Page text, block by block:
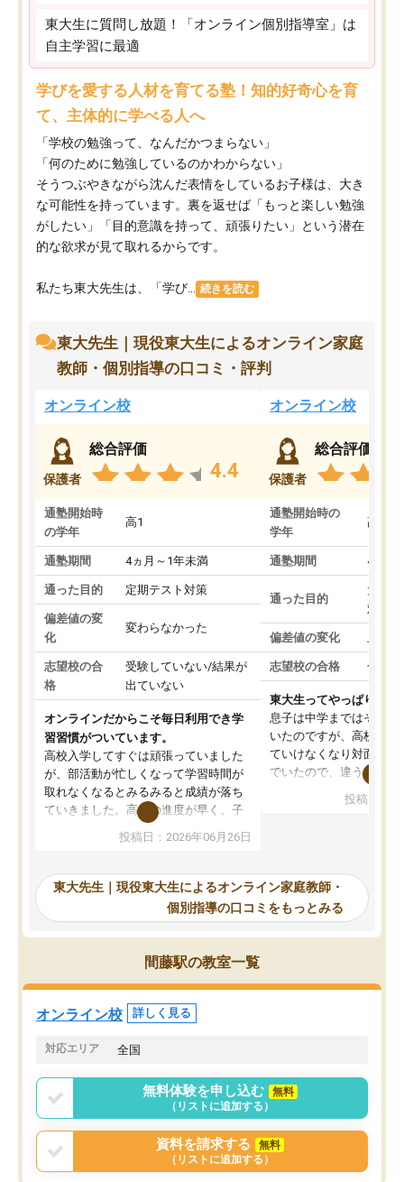
東大生に質問し放題！「オンライン個別指導室」は
自主学習に最適
学びを愛する人材を育てる塾！知的好奇心を育
て、主体的に学べる人へ
「学校の勉強って、なんだかつまらない」
「何のために勉強しているのかわからない」
そうつぶやきながら沈んだ表情をしているお子様は、大き
な可能性を持っています。裏を返せば「もっと楽しい勉強
がしたい」「目的意識を持って、頑張りたい」という潜在
的な欲求が見て取れるからです。
私たち東大先生は、「学び... 続きを読む
東大先生｜現役東大生によるオンライン家庭
教師・個別指導の口コミ・評判
オンライン校
保護者
総合評価
4.4
通塾開始時
の学年
高1
通塾期間 4ヵ月～1年未満
通った目的 定期テスト対策
偏差値の変
化
変わらなかった
志望校の合
格
受験していない/結果が
出ていない
オンラインだからこそ毎日利用でき学
習習慣がついています。
高校入学してすぐは頑張っていました
が、部活動が忙しくなって学習時間が
取れなくなるとみるみると成績が落ち
ていきました。高校の進度が早く、子
供も家に帰って勉強の話すると嫌な反
応を示します。東大先生にお願いして
れるので、親としても安心です。毎日
使える自習室とかもあり、わからない
ところがあれば先生が回答してくれる
のも重宝しています。
投稿日：2026年06月26日
オンライン校
保護者
総合評価
通塾開始時の
学年
高3
通塾期間 4ヵ月
通った目的
大学
対策
偏差値の変化
志望校の合格 合格
東大生ってやっぱりすご
息子は中学まではそこそ
いたのですが、高校に入
ていけなくなり対面の塾
でいたので、違うアプロ
で、当初は模試でD判定
自習室が毎日使えていつ
るのが心強かったよう
謝です。
投稿日：
東大先生｜現役東大生によるオンライン家庭教師・
個別指導の口コミをもっとみる
間藤駅の教室一覧
オンライン校 詳しく見る
対応エリア 全国
無料体験を申し込む
無料
（リストに追加する）
資料を請求する
無料
（リストに追加する）